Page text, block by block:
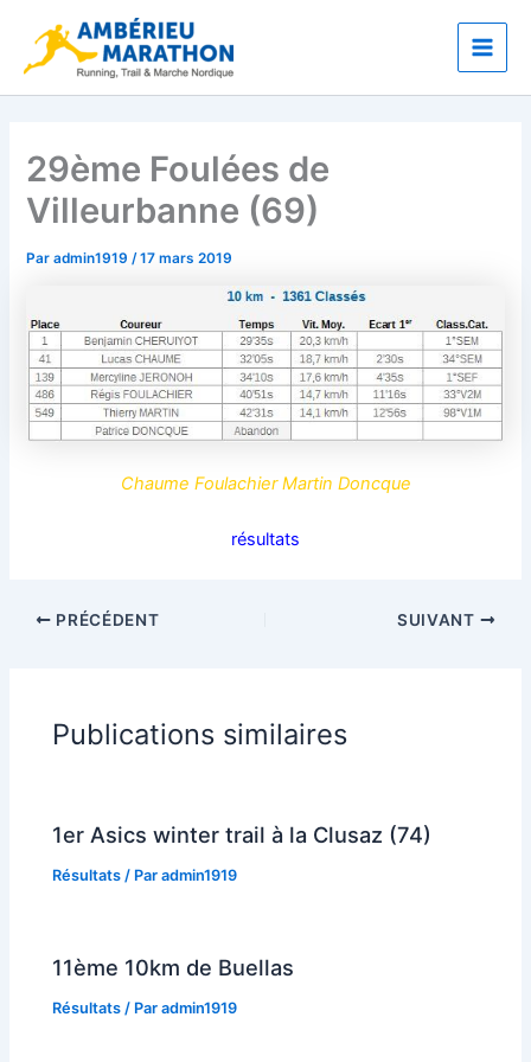
contenu
Main
29ème Foulées de
Villeurbanne (69)
Paradmin1919/17 mars 2019
Chaume Foulachier Martin Doncque
résultats
PRÉCÉDENT SUIVANT
Publications similaires
1er Asics winter trail à la Clusaz (74)
Résultats / Paradmin1919
11ème 10km de Buellas
Résultats / Paradmin1919